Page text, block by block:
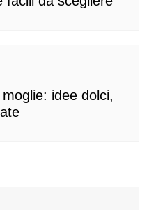
idee dolci,